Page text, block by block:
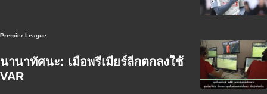
Premier League
นานาทัศนะ: เมื่อพรีเมียร์ลีกตกลงใช้
VAR